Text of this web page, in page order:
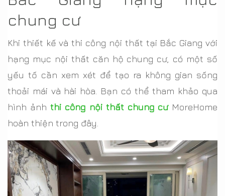
chung cư
Khi thiết kế và thi công nội thất tại Bắc Giang với
hạng mục nội thất căn hộ chung cư, có một số
yếu tố cần xem xét để tạo ra không gian sống
thoải mái và hài hòa. Bạn có thể tham khảo qua
hình ảnhthi công nội thất chung cưMoreHome
hoàn thiện trong đây.